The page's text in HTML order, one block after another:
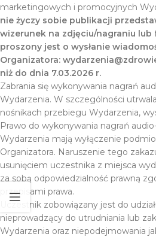
marketingowych i promocyjnych
nie życzy sobie publikacji
wizerunek na zdjęciu/nagraniu
proszony jest o wysłanie
Organizatora:
niż do dnia 7.03.2026 r.
Zabrania się wykonywania nagrań
Wydarzenia. W szczególności
nośnikach przebiegu Wydarzenia,
Prawo do wykonywania nagrań
Wydarzenia mają wyłączenie
Organizatora. Naruszenie tego
usunięciem uczestnika z miejsca
za sobą odpowiedzialność prawną
przepisami prawa.
Uczestnik zobowiązany jest do
nieprowadzący do utrudniania lub
Wydarzenia oraz niepodejmowania